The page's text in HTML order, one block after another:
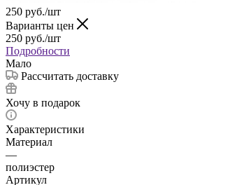
250 руб./шт
Варианты цен
250 руб./шт
Подробности
Мало
Рассчитать доставку
Хочу в подарок
Характеристики
Материал
—
полиэстер
Артикул